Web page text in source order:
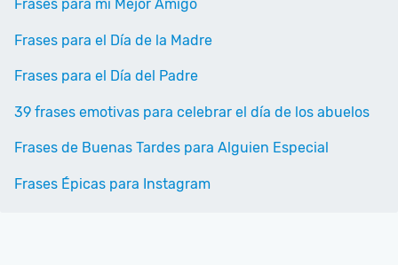
Frases para mi Mejor Amigo
Frases para el Día de la Madre
Frases para el Día del Padre
39 frases emotivas para celebrar el día de los abuelos
Frases de Buenas Tardes para Alguien Especial
Frases Épicas para Instagram